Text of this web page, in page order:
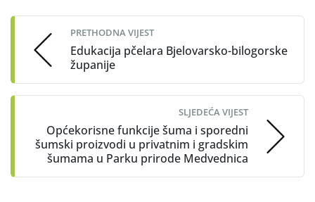
navigation
PRETHODNA VIJEST
Edukacija pčelara Bjelovarsko-bilogorske
županije
SLJEDEĆA VIJEST
Općekorisne funkcije šuma i sporedni
šumski proizvodi u privatnim i gradskim
šumama u Parku prirode Medvednica